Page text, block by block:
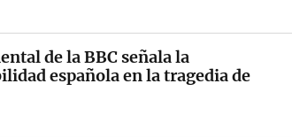
de la BBC señala la
española en la tragedia de